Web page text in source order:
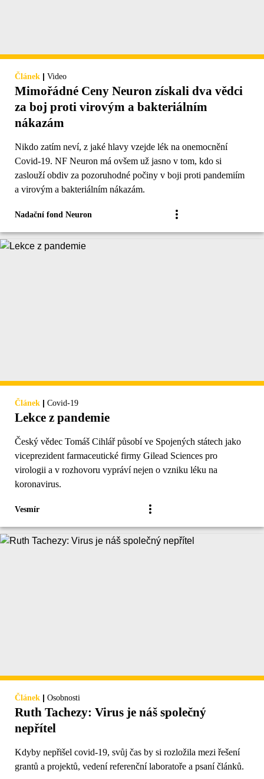
Článek | Video
Mimořádné Ceny Neuron získali dva vědci
za boj proti virovým a bakteriálním
nákazám
Nikdo zatím neví, z jaké hlavy vzejde lék na onemocnění
Covid-19. NF Neuron má ovšem už jasno v tom, kdo si
zaslouží obdiv za pozoruhodné počiny v boji proti pandemiím
a virovým a bakteriálním nákazám.
Nadační fond Neuron
Článek | Covid-19
Lekce z pandemie
Český vědec Tomáš Cihlář působí ve Spojených státech jako
viceprezident farmaceutické firmy Gilead Sciences pro
virologii a v rozhovoru vypráví nejen o vzniku léku na
koronavirus.
Vesmír
Článek | Osobnosti
Ruth Tachezy: Virus je náš společný
nepřítel
Kdyby nepřišel covid-19, svůj čas by si rozložila mezi řešení
grantů a projektů, vedení referenční laboratoře a psaní článků.